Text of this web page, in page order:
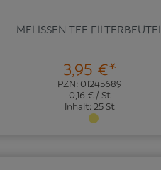
MELISSEN TEE FILTERBEUTEL
3,95 €*
PZN: 01245689
0,16 € / St
Inhalt: 25 St